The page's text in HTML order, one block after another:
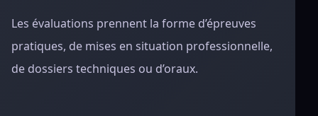
Les évaluations prennent la forme d’épreuves
pratiques, de mises en situation professionnelle,
de dossiers techniques ou d’oraux.